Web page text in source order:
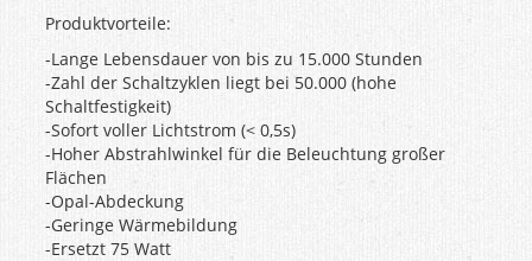
Produktvorteile:
-Lange Lebensdauer von bis zu 15.000 Stunden
-Zahl der Schaltzyklen liegt bei 50.000 (hohe
Schaltfestigkeit)
-Sofort voller Lichtstrom (< 0,5s)
-Hoher Abstrahlwinkel für die Beleuchtung großer
Flächen
-Opal-Abdeckung
-Geringe Wärmebildung
-Ersetzt 75 Watt